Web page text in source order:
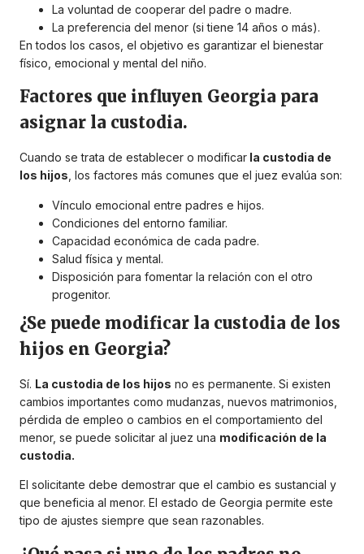
La voluntad de cooperar del padre o madre.
La preferencia del menor (si tiene 14 años o más).
En todos los casos, el objetivo es garantizar el bienestar
físico, emocional y mental del niño.
Factores que influyen Georgia para
asignar la custodia.
Cuando se trata de establecer o modificar la custodia de
los hijos, los factores más comunes que el juez evalúa son:
Vínculo emocional entre padres e hijos.
Condiciones del entorno familiar.
Capacidad económica de cada padre.
Salud física y mental.
Disposición para fomentar la relación con el otro
progenitor.
¿Se puede modificar la custodia de los
hijos en Georgia?
Sí. La custodia de los hijos no es permanente. Si existen
cambios importantes como mudanzas, nuevos matrimonios,
pérdida de empleo o cambios en el comportamiento del
menor, se puede solicitar al juez una modificación de la
custodia.
El solicitante debe demostrar que el cambio es sustancial y
que beneficia al menor. El estado de Georgia permite este
tipo de ajustes siempre que sean razonables.